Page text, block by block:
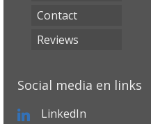
Contact
Reviews
Social media en links
LinkedIn